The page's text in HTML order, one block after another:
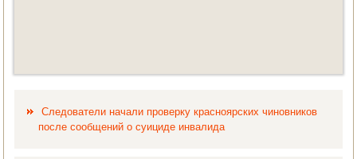
Следователи начали проверку красноярских чиновников
после сообщений о суициде инвалида